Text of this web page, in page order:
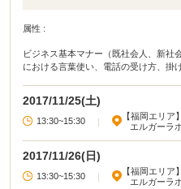
属性 :
ビジネス基本マナー（既社会人、新社
における言葉使い、電話の受け方、掛
2017/11/25(土)
13:30~15:30 |
【福岡エリア】
エルガーラ
2017/11/26(日)
13:30~15:30 |
【福岡エリア】
エルガーラ